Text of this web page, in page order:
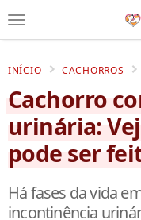
INÍCIO CACHORROS
Cachorro
urinária:
pode ser
Há fases da vida
incontinência